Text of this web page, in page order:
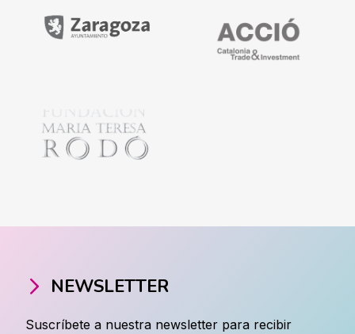
NEWSLETTER
Suscríbete a nuestra newsletter para recibir